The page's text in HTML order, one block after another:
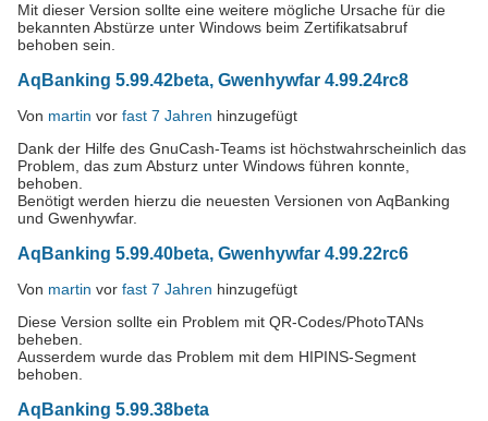
Mit dieser Version sollte eine weitere mögliche Ursache für die
bekannten Abstürze unter Windows beim Zertifikatsabruf
behoben sein.
AqBanking 5.99.42beta, Gwenhywfar 4.99.24rc8
Von martin vor fast 7 Jahren hinzugefügt
Dank der Hilfe des GnuCash-Teams ist höchstwahrscheinlich das
Problem, das zum Absturz unter Windows führen konnte,
behoben.
Benötigt werden hierzu die neuesten Versionen von AqBanking
und Gwenhywfar.
AqBanking 5.99.40beta, Gwenhywfar 4.99.22rc6
Von martin vor fast 7 Jahren hinzugefügt
Diese Version sollte ein Problem mit QR-Codes/PhotoTANs
beheben.
Ausserdem wurde das Problem mit dem HIPINS-Segment
behoben.
AqBanking 5.99.38beta